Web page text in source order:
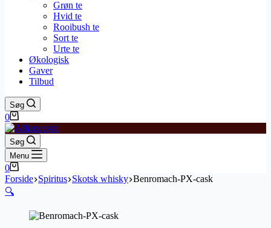
Grøn te
Hvid te
Rooibush te
Sort te
Urte te
Økologisk
Gaver
Tilbud
Søg
Indkøbskurv
0
Søg
Menu
Indkøbskurv
0
Forside Spiritus Skotsk whisky Benromach-PX-cask
🔍